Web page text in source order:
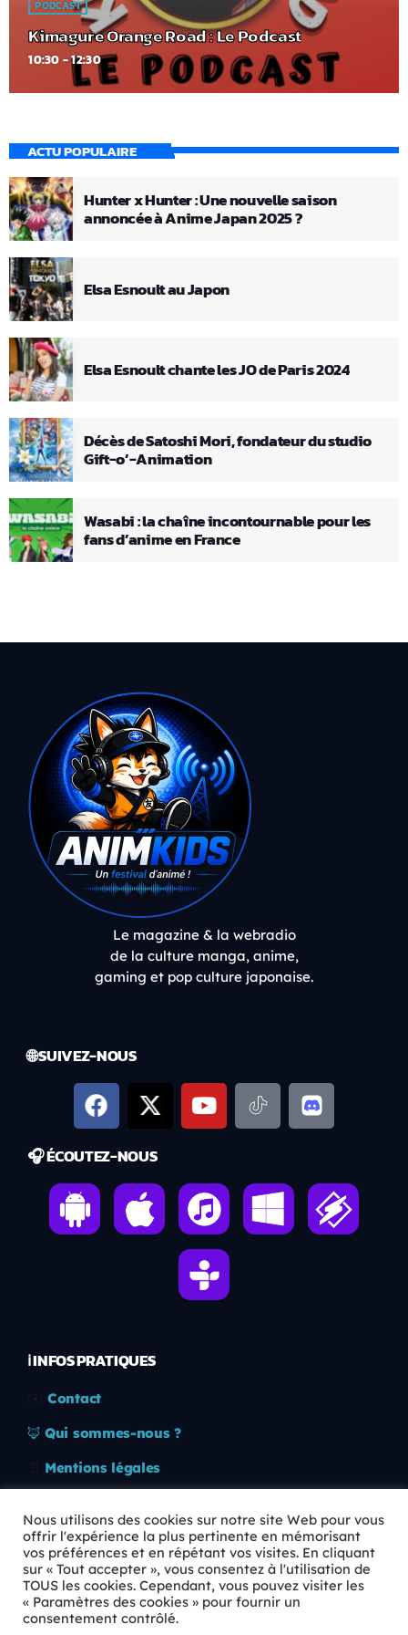
PODCAST
Kimagure Orange Road : Le Podcast
10:30 - 12:30
ACTU POPULAIRE
Hunter x Hunter : Une nouvelle saison
annoncée à Anime Japan 2025 ?
Elsa Esnoult au Japon
Elsa Esnoult chante les JO de Paris 2024
Décès de Satoshi Mori, fondateur du studio
Gift-o’-Animation
Wasabi : la chaîne incontournable pour les
fans d’anime en France
Le magazine & la webradio
de la culture manga, anime,
gaming et pop culture japonaise.
🌐 SUIVEZ-NOUS
🎧 ÉCOUTEZ-NOUS
ℹ️ INFOS PRATIQUES
Contact
🦊 Qui sommes-nous ?
Mentions légales
🛡️ RGPD
Copyright © 2026 Animkids. Tous droits réservés.
Nous utilisons des cookies sur notre site Web pour vous
offrir l'expérience la plus pertinente en mémorisant
vos préférences et en répétant vos visites. En cliquant
sur « Tout accepter », vous consentez à l'utilisation de
TOUS les cookies. Cependant, vous pouvez visiter les
« Paramètres des cookies » pour fournir un
consentement contrôlé.